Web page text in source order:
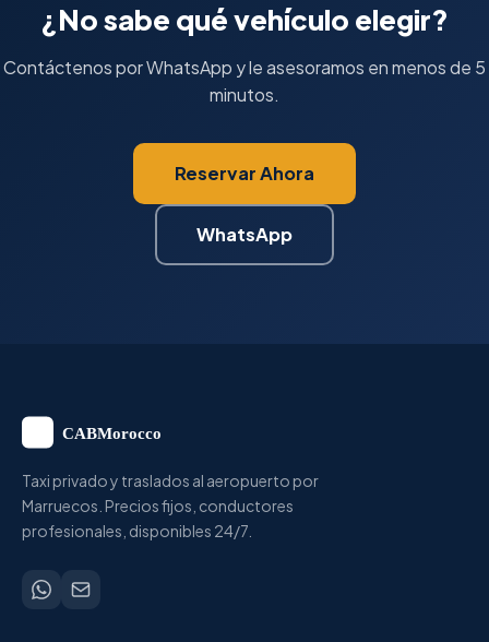
¿No sabe qué vehículo elegir?
Contáctenos por WhatsApp y le asesoramos en menos de 5
minutos.
Reservar Ahora
WhatsApp
Taxi privado y traslados al aeropuerto por
Marruecos. Precios fijos, conductores
profesionales, disponibles 24/7.